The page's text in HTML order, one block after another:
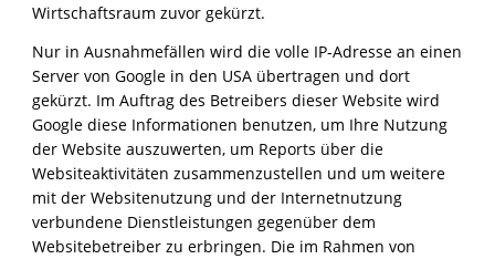
Wirtschaftsraum zuvor gekürzt.
Nur in Ausnahmefällen wird die volle IP-Adresse an einen
Server von Google in den USA übertragen und dort
gekürzt. Im Auftrag des Betreibers dieser Website wird
Google diese Informationen benutzen, um Ihre Nutzung
der Website auszuwerten, um Reports über die
Websiteaktivitäten zusammenzustellen und um weitere
mit der Websitenutzung und der Internetnutzung
verbundene Dienstleistungen gegenüber dem
Websitebetreiber zu erbringen. Die im Rahmen von